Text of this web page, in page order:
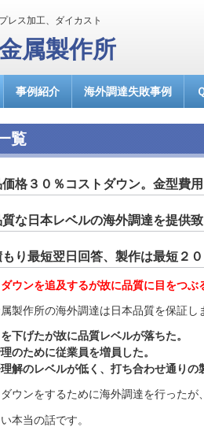
ス加工、ダイカスト
属製作所
事例紹介 海外調達失敗事例
覧
格３０％コストダウン。金型費
な日本レベルの海外調達を提供致
もり最短翌日回答、製作は最短２
ウンを追及するが故に品質に目をつぶ
製作所の海外調達は日本品質を保証し
下げたが故に品質レベルが落ちた。
のために従業員を増員した。
解のレベルが低く、打ち合わせ通りの
ウンをするために海外調達を行ったが
本当の話です。